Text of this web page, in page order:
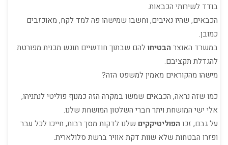
בודד לשירותי הכבאות.
הכבאים, שהיו נאיבים, וחשבו שמישהו פה למד לקח, מאוכזבים
כמובן.
במשרד האוצרהבטיחולהם שבתוך חודשיים תוגש תכנית מפורטת
להגדלת תקציבם.
מישהו מהקוראים מאמין למשפט הזה?
כמו שזה נראה, הכבאים שמשו במקרה הזה כמנוף פוליטי לנתניהו,
אלי ישי המושחת ויתר חברי השלטון המושחת שלנו.
על גבם, זכוהפוליטיקקים שלנו לדקות מסך רבות, חייכו לכל עבר
ופזרו הבטחות שלא שוות דקת אוויר ברשת סלולארית.